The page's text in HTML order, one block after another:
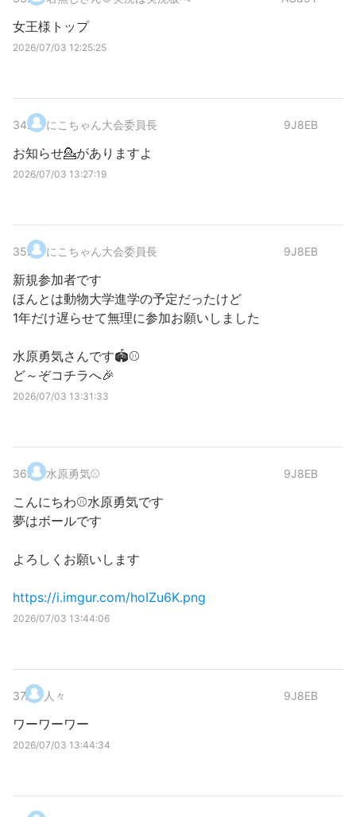
女王様トップ
2026/07/03 12:25:25
34. にこちゃん大会委員長 9J8EB
お知らせ💁がありますよ
2026/07/03 13:27:19
35. にこちゃん大会委員長 9J8EB
新規参加者です
ほんとは動物大学進学の予定だったけど
1年だけ遅らせて無理に参加お願いしました
水原勇気さんです🏟⚾
ど～ぞコチラへ🎉
2026/07/03 13:31:33
36. 水原勇気⚾ 9J8EB
こんにちわ⚾水原勇気です
夢はボールです
よろしくお願いします
https://i.imgur.com/hoIZu6K.png
2026/07/03 13:44:06
37. 人々 9J8EB
ワーワーワー
2026/07/03 13:44:34